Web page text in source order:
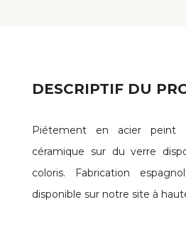
DESCRIPTIF DU
Piétement en acier peint
céramique sur du verre
coloris. Fabrication
disponible sur notre site à